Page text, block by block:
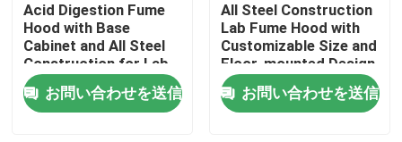
会社案内
品質管理
Acid Digestion Fume
Hood with Base
Cabinet and All Steel
Construction for Lab
Safety
お問い合わせを送信
All Steel Construction
Lab Fume Hood with
Customizable Size and
Floor-mounted Design
for Chemical Labs
お問い合わせを送信